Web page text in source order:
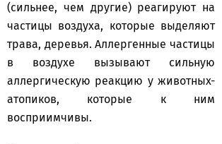
(сильнее, чем другие) реагируют на
частицы воздуха, которые выделяют
трава, деревья. Аллергенные частицы
в воздухе вызывают сильную
аллергическую реакцию у животных-
атопиков, которые к ним
восприимчивы.